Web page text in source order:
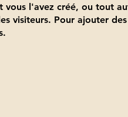
vous l'avez créé, ou tout
visiteurs. Pour ajouter